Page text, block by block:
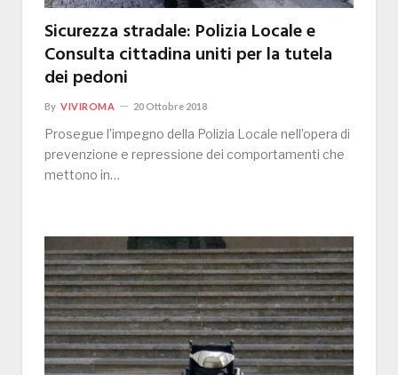
Sicurezza stradale: Polizia Locale e
Consulta cittadina uniti per la tutela
dei pedoni
By VIVIROMA 20 Ottobre 2018
Prosegue l’impegno della Polizia Locale nell’opera di
prevenzione e repressione dei comportamenti che
mettono in…